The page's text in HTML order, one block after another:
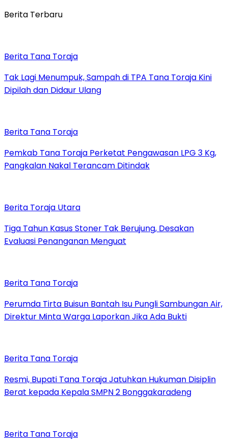
Berita Terbaru
Berita Tana Toraja
Tak Lagi Menumpuk, Sampah di TPA Tana Toraja Kini
Dipilah dan Didaur Ulang
Berita Tana Toraja
Pemkab Tana Toraja Perketat Pengawasan LPG 3 Kg,
Pangkalan Nakal Terancam Ditindak
Berita Toraja Utara
Tiga Tahun Kasus Stoner Tak Berujung, Desakan
Evaluasi Penanganan Menguat
Berita Tana Toraja
Perumda Tirta Buisun Bantah Isu Pungli Sambungan Air,
Direktur Minta Warga Laporkan Jika Ada Bukti
Berita Tana Toraja
Resmi, Bupati Tana Toraja Jatuhkan Hukuman Disiplin
Berat kepada Kepala SMPN 2 Bonggakaradeng
Berita Tana Toraja